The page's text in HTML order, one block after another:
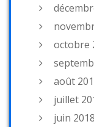
octobre
août
juillet
juin 2018